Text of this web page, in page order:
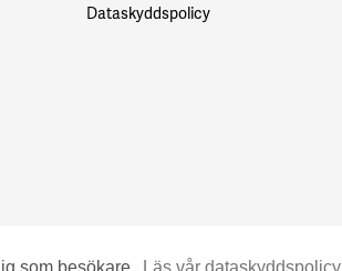
Dataskyddspolicy